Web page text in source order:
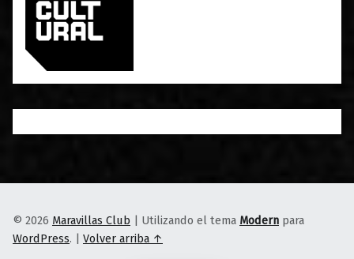
© 2026 Maravillas Club Utilizando el tema Modern para
WordPress. Volver arriba ↑